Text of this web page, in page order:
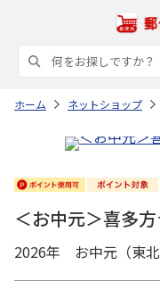
ホーム ネットショップ
＜お中元＞喜多
2026年 お中元（東北